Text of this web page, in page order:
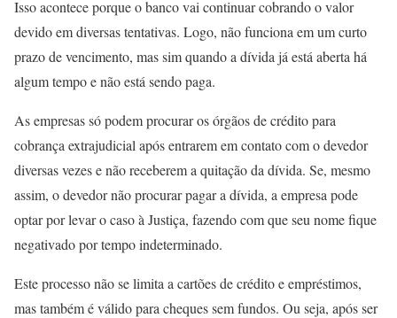
Isso acontece porque o banco vai continuar cobrando o valor
devido em diversas tentativas. Logo, não funciona em um curto
prazo de vencimento, mas sim quando a dívida já está aberta há
algum tempo e não está sendo paga.
As empresas só podem procurar os órgãos de crédito para
cobrança extrajudicial após entrarem em contato com o devedor
diversas vezes e não receberem a quitação da dívida. Se, mesmo
assim, o devedor não procurar pagar a dívida, a empresa pode
optar por levar o caso à Justiça, fazendo com que seu nome fique
negativado por tempo indeterminado.
Este processo não se limita a cartões de crédito e empréstimos,
mas também é válido para cheques sem fundos. Ou seja, após ser